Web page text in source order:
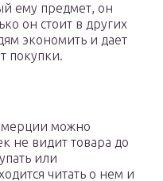
ему предмет, он
он стоит в других
экономить и дает
покупки.
можно
не видит товара до
или
читать о нем и